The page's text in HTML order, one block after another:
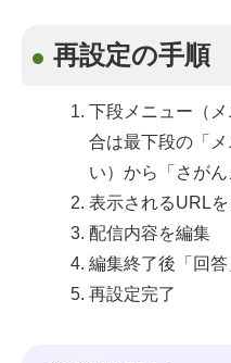
再設定の手順
下段メニュー（
合は最下段の「
い）から「さが
表示されるURL
配信内容を編集
編集終了後「回
再設定完了